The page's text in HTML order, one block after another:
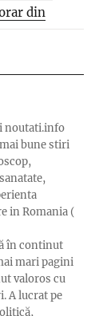
din
noutati.info
bune stiri
in Romania (
în continut
mari pagini
valoros cu
A lucrat pe